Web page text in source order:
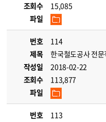
조회수
15,085
파일
번호
114
제목
한국철도공사 전
작성일
2018-02-22
조회수
113,877
파일
번호
113